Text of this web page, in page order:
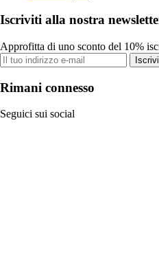
Iscriviti alla nostra
Approfitta di uno sconto del 10%
Rimani connesso
Seguici sui social